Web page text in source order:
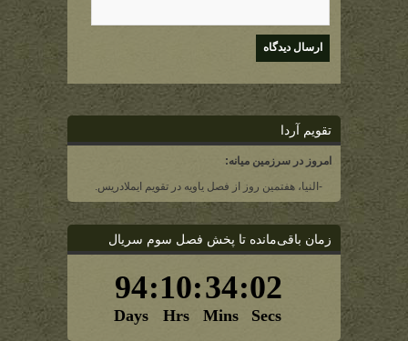
تقویم آردا
امروز در سرزمین میانه:
-النیا، هفتمین روز از فصل یاویه در تقویم ایملادریس.
زمان باقی‌مانده تا پخش فصل سوم سریال